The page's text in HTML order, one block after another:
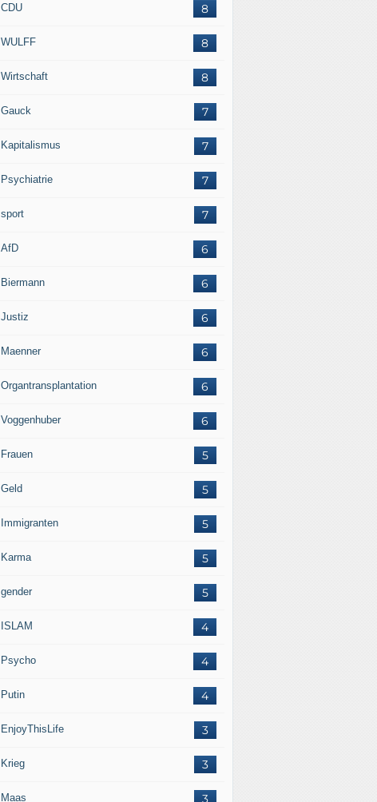
8
CDU
8
WULFF
8
Wirtschaft
7
Gauck
7
Kapitalismus
7
Psychiatrie
7
sport
6
AfD
6
Biermann
6
Justiz
6
Maenner
6
Organtransplantation
6
Voggenhuber
5
Frauen
5
Geld
5
Immigranten
5
Karma
5
gender
4
ISLAM
4
Psycho
4
Putin
3
EnjoyThisLife
3
Krieg
3
Maas